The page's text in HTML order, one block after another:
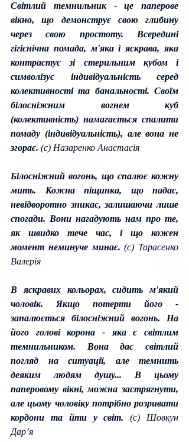
Світлий темнильник - це паперове
вікно, що демонструє свою глибину
через свою простоту. Всередині
гігієнічна помада, м'яка і яскрава, яка
контрастує зі стерильним кубом і
символізує індивідуальність серед
колективності та банальності. Своїм
білосніжним вогнем куб
(колективність) намагається спалити
помаду (індивідуальність), але вона не
згорає. (с) Назаренко Анастасія
Білосніжний вогонь, що спалює кожну
мить. Кожна піщинка, що падає,
невідворотно зникає, залишаючи лише
спогади. Вони нагадують нам про те,
як швидко тече час, і що кожен
момент неминуче минає. (с) Тарасенко
Валерія
В яскравих кольорах, сидить м'який
чоловік. Якщо потерти його -
запалюється білосніжний вогонь. На
його голові корона - яка є світлим
темнильником. Вона дає світлий
погляд на ситуації, але темнить
деяким людям душу... В цьому
паперовому вікні, можна застрягнути,
але цьому чоловіку потрібно розривати
кордони та йти у світ. (с) Шовкун
Дар’я